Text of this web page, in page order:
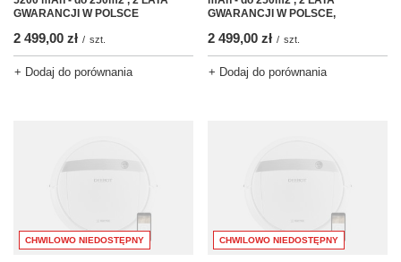
GWARANCJI W POLSCE
2 499,00 zł / szt.
+ Dodaj do porównania
GWARANCJI W POLSCE,
2 499,00 zł / szt.
+ Dodaj do porównania
CHWILOWO NIEDOSTĘPNY CHWILOWO NIEDOSTĘPNY